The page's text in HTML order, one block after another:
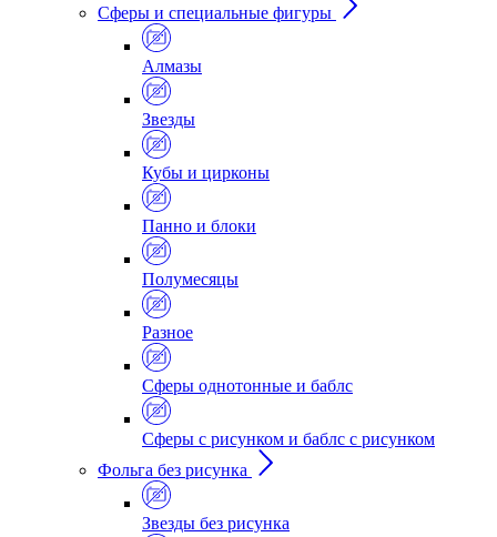
Сферы и специальные фигуры
Алмазы
Звезды
Кубы и цирконы
Панно и блоки
Полумесяцы
Разное
Сферы однотонные и баблс
Сферы с рисунком и баблс с рисунком
Фольга без рисунка
Звезды без рисунка